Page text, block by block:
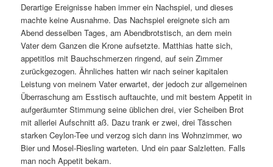
Derartige Ereignisse haben immer ein Nachspiel, und dieses
machte keine Ausnahme. Das Nachspiel ereignete sich am
Abend desselben Tages, am Abendbrotstisch, an dem mein
Vater dem Ganzen die Krone aufsetzte. Matthias hatte sich,
appetitlos mit Bauchschmerzen ringend, auf sein Zimmer
zurückgezogen. Ähnliches hatten wir nach seiner kapitalen
Leistung von meinem Vater erwartet, der jedoch zur allgemeinen
Überraschung am Esstisch auftauchte, und mit bestem Appetit in
aufgeräumter Stimmung seine üblichen drei, vier Scheiben Brot
mit allerlei Aufschnitt aß. Dazu trank er zwei, drei Tässchen
starken Ceylon-Tee und verzog sich dann ins Wohnzimmer, wo
Bier und Mosel-Riesling warteten. Und ein paar Salzletten. Falls
man noch Appetit bekam.